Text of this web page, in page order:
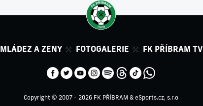
MLÁDEZ A ZENY FOTOGALERIE FK PŘÍBRAM TV
Copyright © 2007 - 2026 FK PŘÍBRAM & eSports.cz, s.r.o